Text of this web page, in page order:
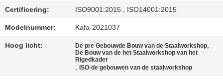
NEEM
CONTACT
Certificering: ISO9001:2015 , ISO14001:2015
Modelnummer: Kafa-2021037
Hoog licht: De pre Gebouwde Bouw van de Staalworkshop,
De Bouw van de het Staalworkshop van het
Rigedkader
, ISO-de gebouwen van de staalworkshop